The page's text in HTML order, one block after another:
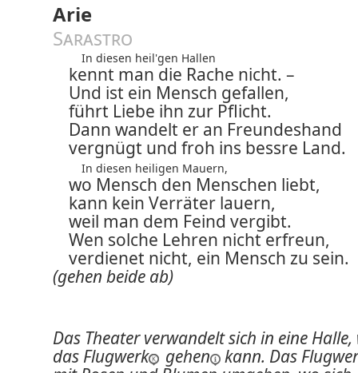
Arie
Sarastro
In diesen heil'gen Hallen
kennt man die Rache nicht. –
Und ist ein Mensch gefallen,
führt Liebe ihn zur Pflicht.
Dann wandelt er an Freundeshand
vergnügt und froh ins bessre Land.
In diesen heiligen Mauern,
wo Mensch den Menschen liebt,
kann kein Verräter lauern,
weil man dem Feind vergibt.
Wen solche Lehren nicht erfreun,
verdienet nicht, ein Mensch zu sein.
(gehen beide ab)
Das Theater verwandelt sich in eine Halle,
das Flugwerk
gehen
kann. Das